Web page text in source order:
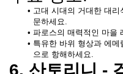
고대 시대의 거대한 대
문하세요.
파로스의 매력적인 마을
특유한 바위 형상과 에
으로 항해하세요.
6. 산토리니 -